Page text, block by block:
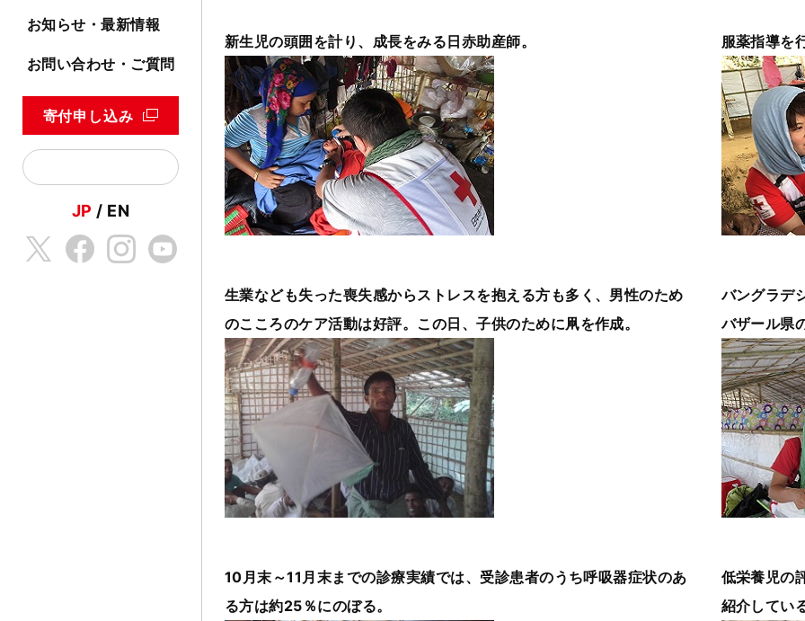
お知らせ・最新情報
お問い合わせ・ご質問
寄付申し込み
JP EN
新生児の頭囲を計り、成長をみる日赤助産師。 服薬指導を
生業なども失った喪失感からストレスを抱える方も多く、男性のため
のこころのケア活動は好評。この日、子供のために凧を作成。
バングラデ
バザール県
10月末～11月末までの診療実績では、受診患者のうち呼吸器症状のあ
る方は約25％にのぼる。
低栄養児の
紹介してい